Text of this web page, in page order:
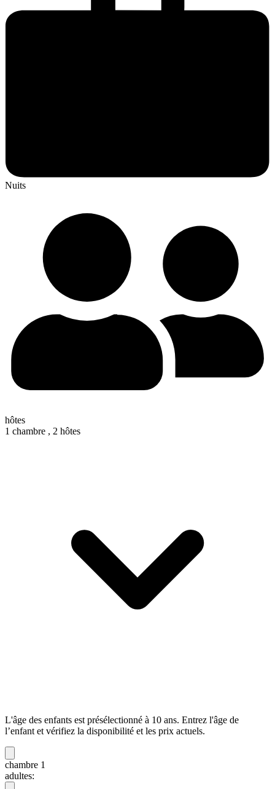
Nuits
hôtes
1 chambre , 2 hôtes
L'âge des enfants est présélectionné à 10 ans. Entrez l'âge de
l’enfant et vérifiez la disponibilité et les prix actuels.
chambre 1
adultes: